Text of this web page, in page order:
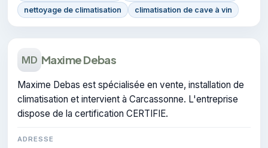
nettoyage de climatisation
climatisation de cave à vin
MD Maxime Debas
Maxime Debas est spécialisée en vente, installation de
climatisation et intervient à Carcassonne. L'entreprise
dispose de la certification CERTIFIE.
ADRESSE